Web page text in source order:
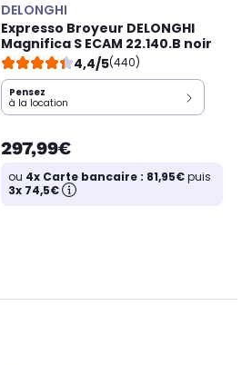
DELONGHI
Expresso Broyeur DELONGHI
Magnifica S ECAM 22.140.B noir
4,4/5(440)
Pensez
à la location
297,99€
ou 4x Carte bancaire : 81,95€puis
3x 74,5€